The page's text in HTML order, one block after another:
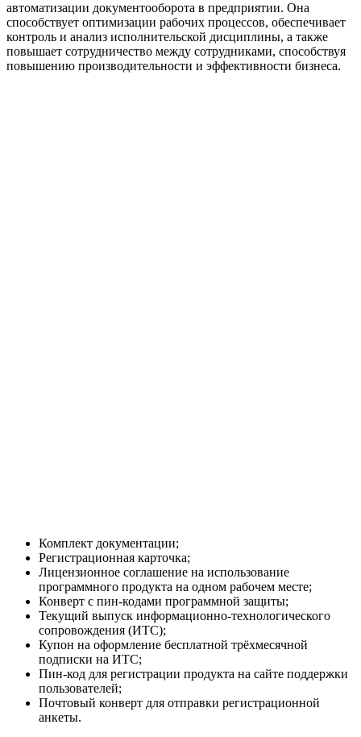
автоматизации документооборота в предприятии. Она
способствует оптимизации рабочих процессов, обеспечивает
контроль и анализ исполнительской дисциплины, а также
повышает сотрудничество между сотрудниками, способствуя
повышению производительности и эффективности бизнеса.
Комплект документации;
Регистрационная карточка;
Лицензионное соглашение на использование
программного продукта на одном рабочем месте;
Конверт с пин-кодами программной защиты;
Текущий выпуск информационно-технологического
сопровождения (ИТС);
Купон на оформление бесплатной трёхмесячной
подписки на ИТС;
Пин-код для регистрации продукта на сайте поддержки
пользователей;
Почтовый конверт для отправки регистрационной
анкеты.